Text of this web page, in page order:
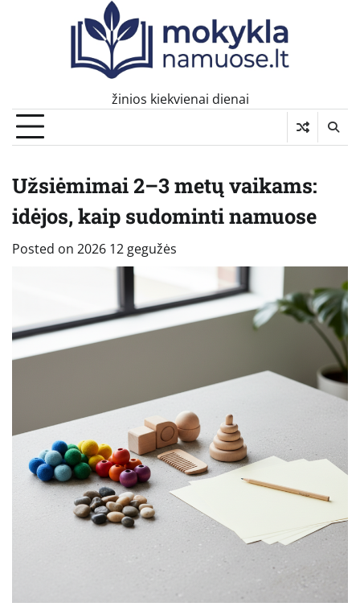
žinios kiekvienai dienai
Užsiėmimai 2–3 metų vaikams:
idėjos, kaip sudominti namuose
Posted on 2026 12 gegužės